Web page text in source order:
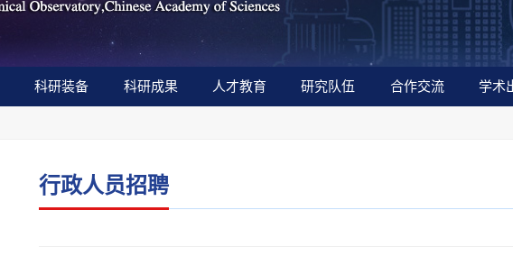
科研装备 科研成果 人才教育 研究队伍 合作交流 学术
行政人员招聘